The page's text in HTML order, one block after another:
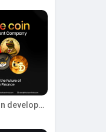
Meme coin development company